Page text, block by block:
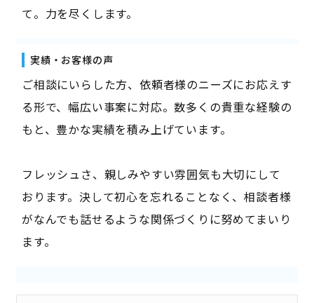
て。力を尽くします。
実績・お客様の声
ご相談にいらした方、依頼者様のニーズにお応えす
る形で、幅広い事案に対応。数多くの貴重な経験の
もと、豊かな実績を積み上げています。
フレッシュさ、親しみやすい雰囲気も大切にして
おります。決して初心を忘れることなく、相談者様
がなんでも話せるような関係づくりに努めてまいり
ます。